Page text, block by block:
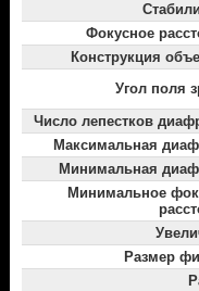
Фокусное
Конструкция
Угол поля
Число лепестков
Максимальная
Минимальная
Минимальное
Размер